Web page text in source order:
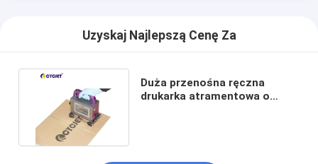
Uzyskaj Najlepszą Cenę Za
Duża przenośna ręczna
drukarka atramentowa o